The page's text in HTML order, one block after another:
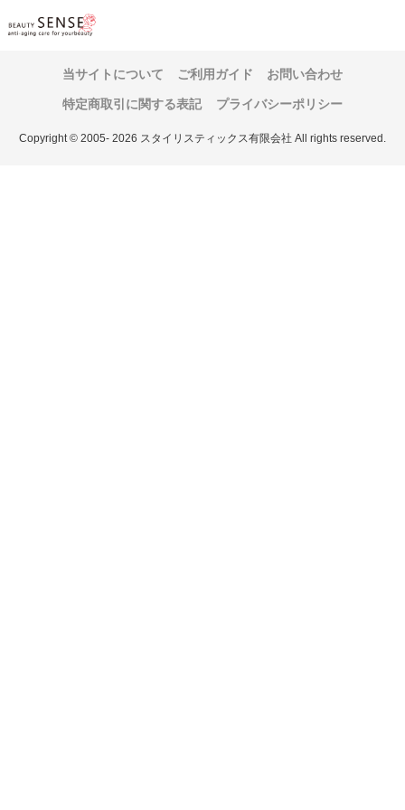
当サイトについて ご利用ガイド お問い合わせ
特定商取引に関する表記 プライバシーポリシー
Copyright © 2005- 2026 スタイリスティックス有限会社 All rights reserved.